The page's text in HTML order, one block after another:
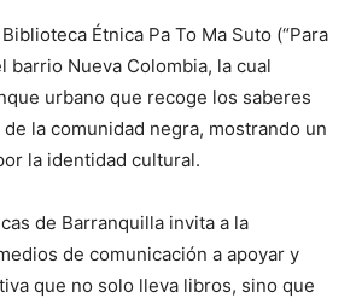
Étnica Pa To Ma Suto (“Para
barrio Nueva Colombia, la cual
urbano que recoge los saberes
la comunidad negra, mostrando un
la identidad cultural.
de Barranquilla invita a la
de comunicación a apoyar y
que no solo lleva libros, sino que